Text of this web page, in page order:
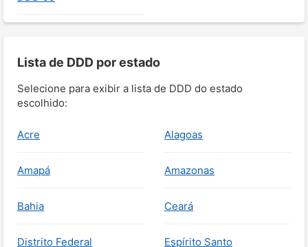
Lista de DDD por estado
Selecione para exibir a lista de DDD do estado
escolhido:
Acre Alagoas
Amapá Amazonas
Bahia Ceará
Distrito Federal Espírito Santo